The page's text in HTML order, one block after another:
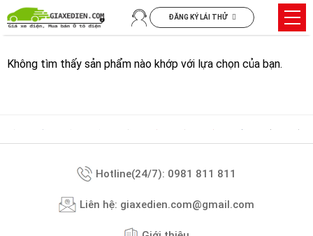
Chuyển
đến
dung
ĐĂNG KÝ LÁI THỬ
đơn
Không tìm thấy sản phẩm nào khớp với lựa chọn của bạn.
Hotline(24/7): 0981 811 811
Liên hệ: giaxedien.com@gmail.com